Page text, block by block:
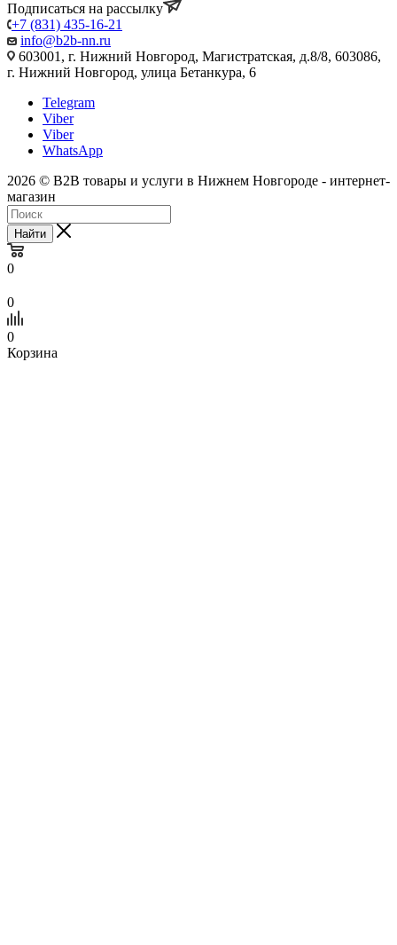
Подписаться на рассылку
+7 (831) 435-16-21
info@b2b-nn.ru
603001, г. Нижний Новгород, Магистратская, д.8/8, 603086,
г. Нижний Новгород, улица Бетанкура, 6
Telegram
Viber
Viber
WhatsApp
2026 © B2B товары и услуги в Нижнем Новгороде - интернет-
магазин
Найти
0
0
0
Корзина